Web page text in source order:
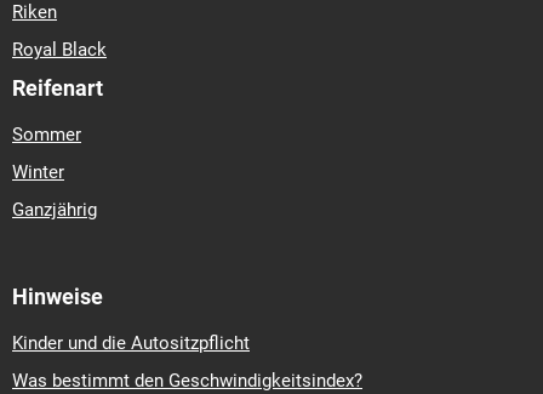
Riken
Royal Black
Reifenart
Sommer
Winter
Ganzjährig
Hinweise
Kinder und die Autositzpflicht
Was bestimmt den Geschwindigkeitsindex?